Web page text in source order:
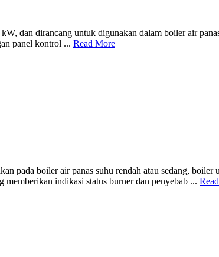
dan dirancang untuk digunakan dalam boiler air
panel kontrol ... Read More
pada boiler air panas suhu rendah atau sedang, boiler
indikasi status burner dan penyebab ...